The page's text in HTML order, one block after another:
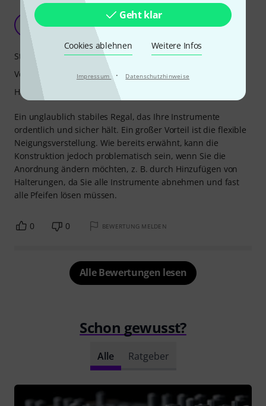
Geht klar
Cookies ablehnen Weitere Infos
Impressum · Datenschutzhinweise
Bestes Synthesizer-Regal?
TheOtherGuy 01.03.2019
Ein unglaublich stabiles Regal, das Ihre Instrumente
ordentlich und sicher hält. Ein großer Vorteil ist die flexible
Neigungsverstellung. Wie bereits erwähnt, kann die
Konstruktion jedoch problematisch sein, wenn Sie die
Anordnung ändern möchten, z. B. durch Hinzufügen von
Halterungen, da Sie alle Instrumente abnehmen und fast
alle Pfeifen lösen müssen.
Stabilität
Verarbeitung
Handling
0 0 BEWERTUNG MELDEN
Alle Bewertungen lesen
Schon gewusst?
Alle Ratgeber